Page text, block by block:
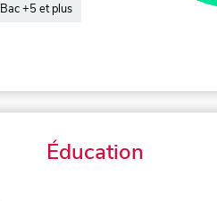
Bac +5 et plus
Éducation